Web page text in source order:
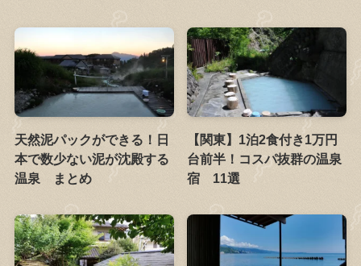
天然泥パックができる！日
本で数少ない泥が沈殿する
温泉 まとめ
【関東】1泊2食付き1万円
台前半！コスパ抜群の温泉
宿 11選